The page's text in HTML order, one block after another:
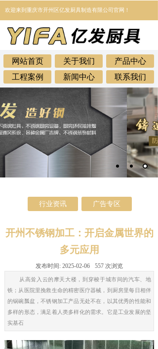
网站首页 关于我们
产品中心
工程案例
新闻中心 联系我们
欢迎来到 重庆市开州区亿发厨具制造有限公司官网！
行业资讯 广告专区
开州不锈钢加工：开启金属世界的
多元应用
发布时间: 2025-02-06 557 次浏览
从高耸入云的摩天大楼，到穿梭于城市间的汽车、地
铁；从医院里挽救生命的精密医疗器械，到厨房里每日相伴
的锅碗瓢盆，不锈钢加工产品无处不在，以其优秀的性能和
多样的形态，满足着人类多样化的需求。它是工业发展的坚
实基石